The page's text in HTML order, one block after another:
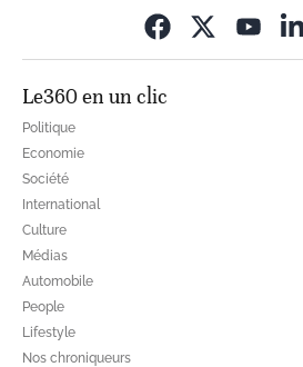
Le360 en un clic
Politique
Economie
Société
International
Culture
Médias
Automobile
People
Lifestyle
Nos chroniqueurs